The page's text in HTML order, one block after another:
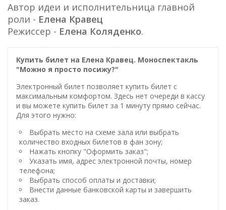
Автор идеи и исполнительница главной
роли - Елена Кравец
Режиссер - Елена Коляденко.
Купить билет на Елена Кравец. Моноспектакль
"Можно я просто посижу?"
Электронный билет позволяет купить билет с
максимальным комфортом. Здесь нет очереди в кассу
и вы можете купить билет за 1 минуту прямо сейчас.
Для этого нужно:
Выбрать место на схеме зала или выбрать
количество входных билетов в фан зону;
Нажать кнопку "Оформить заказ";
Указать имя, адрес электронной почты, номер
телефона;
Выбрать способ оплаты и доставки;
Внести данные банковской карты и завершить
заказ.